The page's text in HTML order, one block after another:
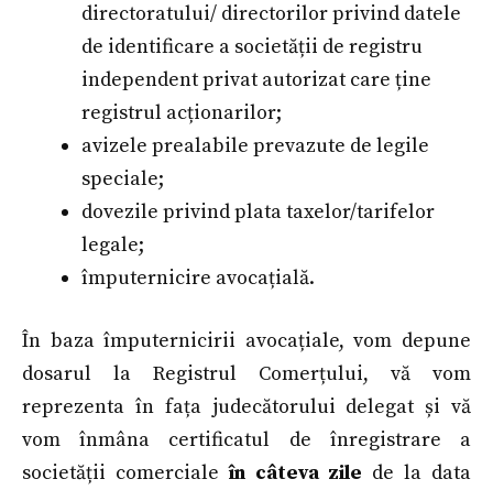
directoratului/ directorilor privind datele
de identificare a societății de registru
independent privat autorizat care ține
registrul acționarilor;
avizele prealabile prevazute de legile
speciale;
dovezile privind plata taxelor/tarifelor
legale;
împuternicire avocațială.
În baza împuternicirii avocațiale, vom depune
dosarul la Registrul Comerțului, vă vom
reprezenta în fața judecătorului delegat și vă
vom înmâna certificatul de înregistrare a
societății comercialeîn câteva zile de la data